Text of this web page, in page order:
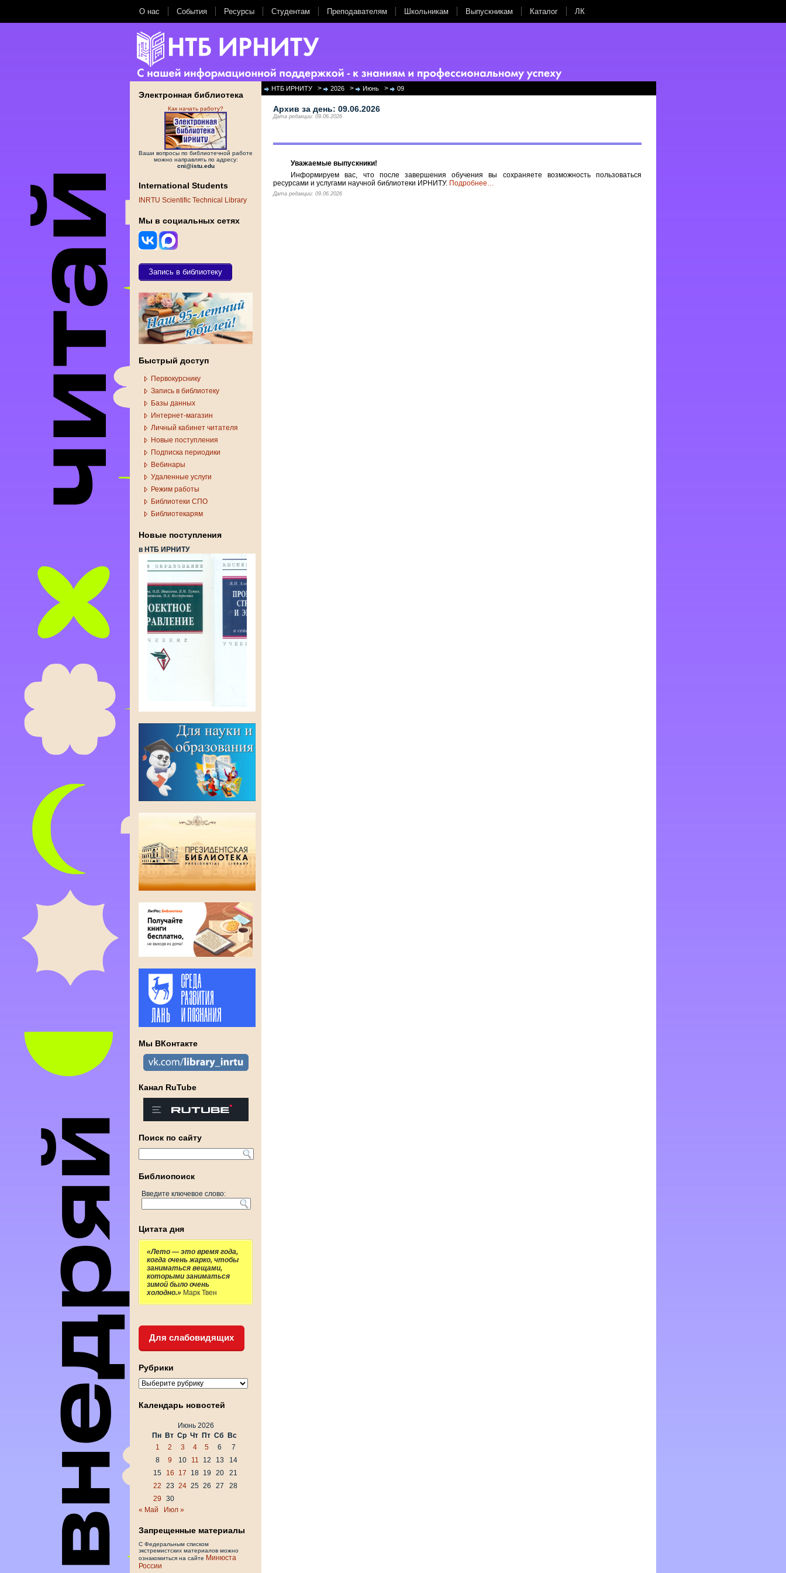
О нас События Ресурсы Студентам Преподавателям Школьникам Выпускникам Каталог ЛК
Электронная библиотека
Как начать работу?
Ваши вопросы по библиотечной работе
можно направлять по адресу:
cni@istu.edu
International Students
INRTU Scientific Technical Library
Мы в социальных сетях
Запись в библиотеку
Быстрый доступ
Первокурснику
Запись в библиотеку
Базы данных
Интернет-магазин
Личный кабинет читателя
Новые поступления
Подписка периодики
Вебинары
Удаленные услуги
Режим работы
Библиотеки СПО
Библиотекарям
Новые поступления
в НТБ ИРНИТУ
Мы ВКонтакте
Канал RuTube
Поиск по сайту
Библиопоиск
Введите ключевое слово:
Цитата дня
«Лето — это время года,
когда очень жарко, чтобы
заниматься вещами,
которыми заниматься
зимой было очень
холодно.» Марк Твен
Для слабовидящих
Рубрики
Рубрики
Календарь новостей
Июнь 2026
Пн Вт Ср Чт Пт Сб
Вс
1
2 3 4 5 6
7
8
9 10 11 12 13
14
15
16 17 18 19 20
21
22
23 24 25 26 27
28
29
30
« Май
Июл »
Запрещенные материалы
С Федеральным списком
экстремистских материалов можно
ознакомиться на сайте Минюста
России
НТБ ИРНИТУ > 2026 > Июнь > 09
Архив за день: 09.06.2026
Дата редакции: 09.06.2026
Уважаемые выпускники!
Информируем вас, что после завершения обучения вы сохраняете возможность пользоваться
ресурсами и услугами научной библиотеки ИРНИТУ. Подробнее…
Дата редакции: 09.06.2026